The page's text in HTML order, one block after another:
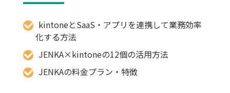
kintoneとSaaS・アプリを連携して業務効率
化する方法
JENKA×kintoneの12個の活用方法
JENKAの料金プラン・特徴